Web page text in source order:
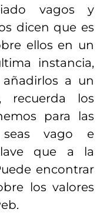
vagos y
dicen que es
ellos en un
instancia,
a un
recuerda los
para las
seas vago e
que a la
encontrar
los valores